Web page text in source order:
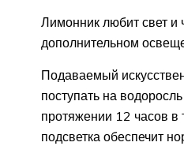
Лимонник любит свет и
дополнительном
Подаваемый
поступать на
протяжении 12 часов в
подсветка обеспечит